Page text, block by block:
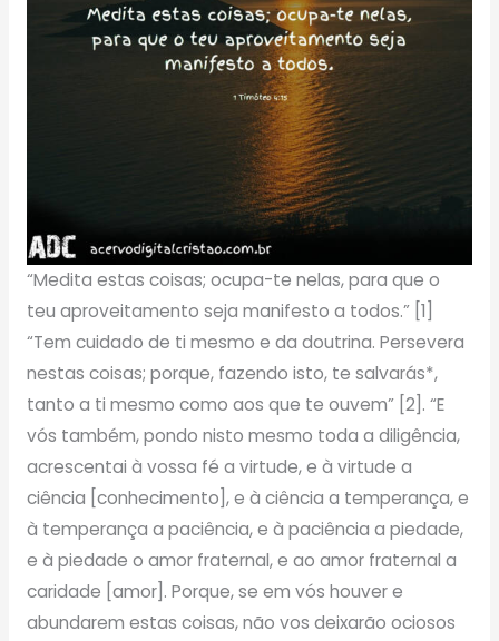
“Medita estas coisas; ocupa-te nelas, para que o
teu aproveitamento seja manifesto a todos.” [1]
“Tem cuidado de ti mesmo e da doutrina. Persevera
nestas coisas; porque, fazendo isto, te salvarás*,
tanto a ti mesmo como aos que te ouvem” [2]. “E
vós também, pondo nisto mesmo toda a diligência,
acrescentai à vossa fé a virtude, e à virtude a
ciência [conhecimento], e à ciência a temperança, e
à temperança a paciência, e à paciência a piedade,
e à piedade o amor fraternal, e ao amor fraternal a
caridade [amor]. Porque, se em vós houver e
abundarem estas coisas, não vos deixarão ociosos